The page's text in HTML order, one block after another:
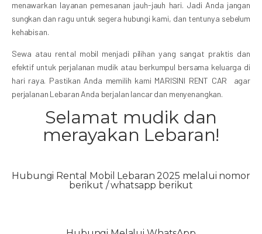
menawarkan layanan pemesanan jauh-jauh hari. Jadi Anda jangan
sungkan dan ragu untuk segera hubungi kami, dan tentunya sebelum
kehabisan.
Sewa atau rental mobil menjadi pilihan yang sangat praktis dan
efektif untuk perjalanan mudik atau berkumpul bersama keluarga di
hari raya. Pastikan Anda memilih kami MARISINI RENT CAR agar
perjalanan Lebaran Anda berjalan lancar dan menyenangkan.
Selamat mudik dan
merayakan Lebaran!
Hubungi Rental Mobil Lebaran 2025 melalui nomor
berikut / whatsapp berikut